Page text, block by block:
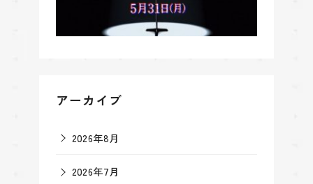
アーカイブ
2026年8月
2026年7月